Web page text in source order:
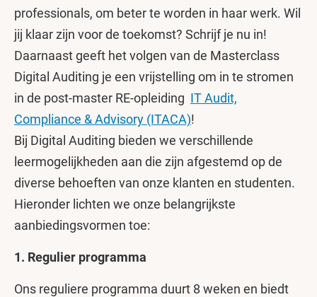
professionals, om beter te worden in haar werk. Wil
jij klaar zijn voor de toekomst? Schrijf je nu in!
Daarnaast geeft het volgen van de Masterclass
Digital Auditing je een vrijstelling om in te stromen
in de post-master RE-opleiding IT Audit,
Compliance & Advisory (ITACA)!
Bij Digital Auditing bieden we verschillende
leermogelijkheden aan die zijn afgestemd op de
diverse behoeften van onze klanten en studenten.
Hieronder lichten we onze belangrijkste
aanbiedingsvormen toe:
1. Regulier programma
Ons reguliere programma duurt 8 weken en biedt